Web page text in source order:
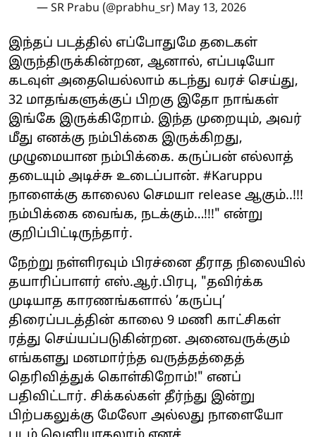
— SR Prabu (@prabhu_sr) May 13, 2026
இந்தப் படத்தில் எப்போதுமே தடைகள்
இருந்திருக்கின்றன, ஆனால், எப்படியோ
கடவுள் அதையெல்லாம் கடந்து வரச் செய்து,
32 மாதங்களுக்குப் பிறகு இதோ நாங்கள்
இங்கே இருக்கிறோம். இந்த முறையும், அவர்
மீது எனக்கு நம்பிக்கை இருக்கிறது,
முழுமையான நம்பிக்கை. கருப்பன் எல்லாத்
தடையும் அடிச்சு உடைப்பான். #Karuppu
நாளைக்கு காலைல செமயா release ஆகும்..!!!
நம்பிக்கை வைங்க, நடக்கும்…!!!" என்று
குறிப்பிட்டிருந்தார்.
நேற்று நள்ளிரவும் பிரச்னை தீராத நிலையில்
தயாரிப்பாளர் எஸ்.ஆர்.பிரபு, "தவிர்க்க
முடியாத காரணங்களால் ’கருப்பு’
திரைப்படத்தின் காலை 9 மணி காட்சிகள்
ரத்து செய்யப்படுகின்றன. அனைவருக்கும்
எங்களது மனமார்ந்த வருத்தத்தைத்
தெரிவித்துக் கொள்கிறோம்!" எனப்
பதிவிட்டார். சிக்கல்கள் தீர்ந்து இன்று
பிற்பகலுக்கு மேலோ அல்லது நாளையோ